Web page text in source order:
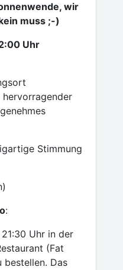
wir
muss ;-)
Uhr
hervorragender
Stimmung
:
Uhr in der
(Fat
bestellen. Das